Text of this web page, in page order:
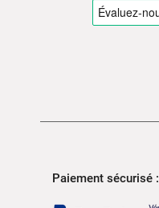
Paiement sécurisé :